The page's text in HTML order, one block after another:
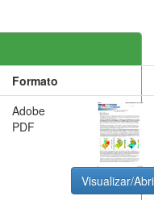
Formato
Adobe
PDF
Visualizar/